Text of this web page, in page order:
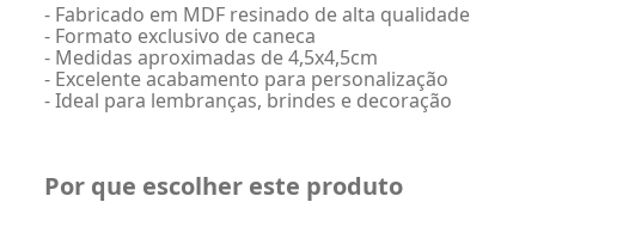
- Fabricado em MDF resinado de alta qualidade
- Formato exclusivo de caneca
- Medidas aproximadas de 4,5x4,5cm
- Excelente acabamento para personalização
- Ideal para lembranças, brindes e decoração
Por que escolher este produto